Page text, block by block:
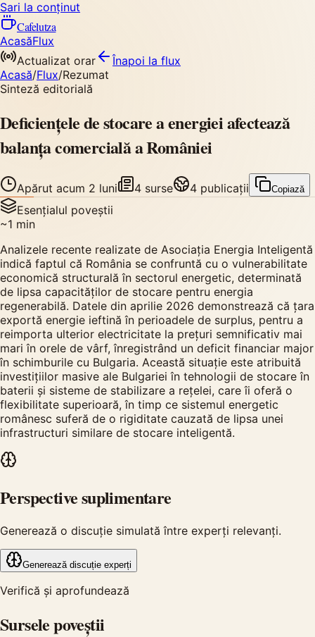
Sari la conținut
Cafelutza
AcasăFlux
Actualizat orar
Înapoi la flux
Acasă/Flux/Rezumat
Sinteză editorială
Deficiențele de stocare a energiei afectează
balanța comercială a României
Apărut acum 2 luni 4 surse 4 publicații Copiază
Esențialul poveștii
~1 min
Analizele recente realizate de Asociația Energia Inteligentă
indică faptul că România se confruntă cu o vulnerabilitate
economică structurală în sectorul energetic, determinată
de lipsa capacităților de stocare pentru energia
regenerabilă. Datele din aprilie 2026 demonstrează că țara
exportă energie ieftină în perioadele de surplus, pentru a
reimporta ulterior electricitate la prețuri semnificativ mai
mari în orele de vârf, înregistrând un deficit financiar major
în schimburile cu Bulgaria. Această situație este atribuită
investițiilor masive ale Bulgariei în tehnologii de stocare în
baterii și sisteme de stabilizare a rețelei, care îi oferă o
flexibilitate superioară, în timp ce sistemul energetic
românesc suferă de o rigiditate cauzată de lipsa unei
infrastructuri similare de stocare inteligentă.
Perspective suplimentare
Generează o discuție simulată între experți relevanți.
Generează discuție experți
Verifică și aprofundează
Sursele poveștii